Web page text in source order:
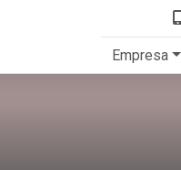
Empresa